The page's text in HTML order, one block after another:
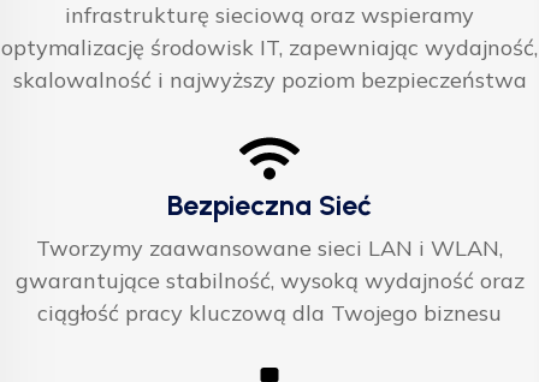
infrastrukturę sieciową oraz wspieramy
optymalizację środowisk IT, zapewniając wydajność,
skalowalność i najwyższy poziom bezpieczeństwa
Bezpieczna Sieć
Tworzymy zaawansowane sieci LAN i WLAN,
gwarantujące stabilność, wysoką wydajność oraz
ciągłość pracy kluczową dla Twojego biznesu